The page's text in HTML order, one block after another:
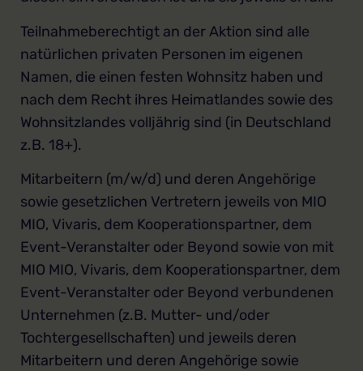
Teilnahmeberechtigt an der Aktion sind alle
natürlichen privaten Personen im eigenen
Namen, die einen festen Wohnsitz haben und
nach dem Recht ihres Heimatlandes sowie des
Wohnsitzlandes volljährig sind (in Deutschland
z.B. 18+).
Mitarbeitern (m/w/d) und deren Angehörige
sowie gesetzlichen Vertretern jeweils von MIO
MIO, Vivaris, dem Kooperationspartner, dem
Event-Veranstalter oder Beyond sowie von mit
MIO MIO, Vivaris, dem Kooperationspartner, dem
Event-Veranstalter oder Beyond verbundenen
Unternehmen (z.B. Mutter- und/oder
Tochtergesellschaften) und jeweils deren
Mitarbeitern und deren Angehörige sowie